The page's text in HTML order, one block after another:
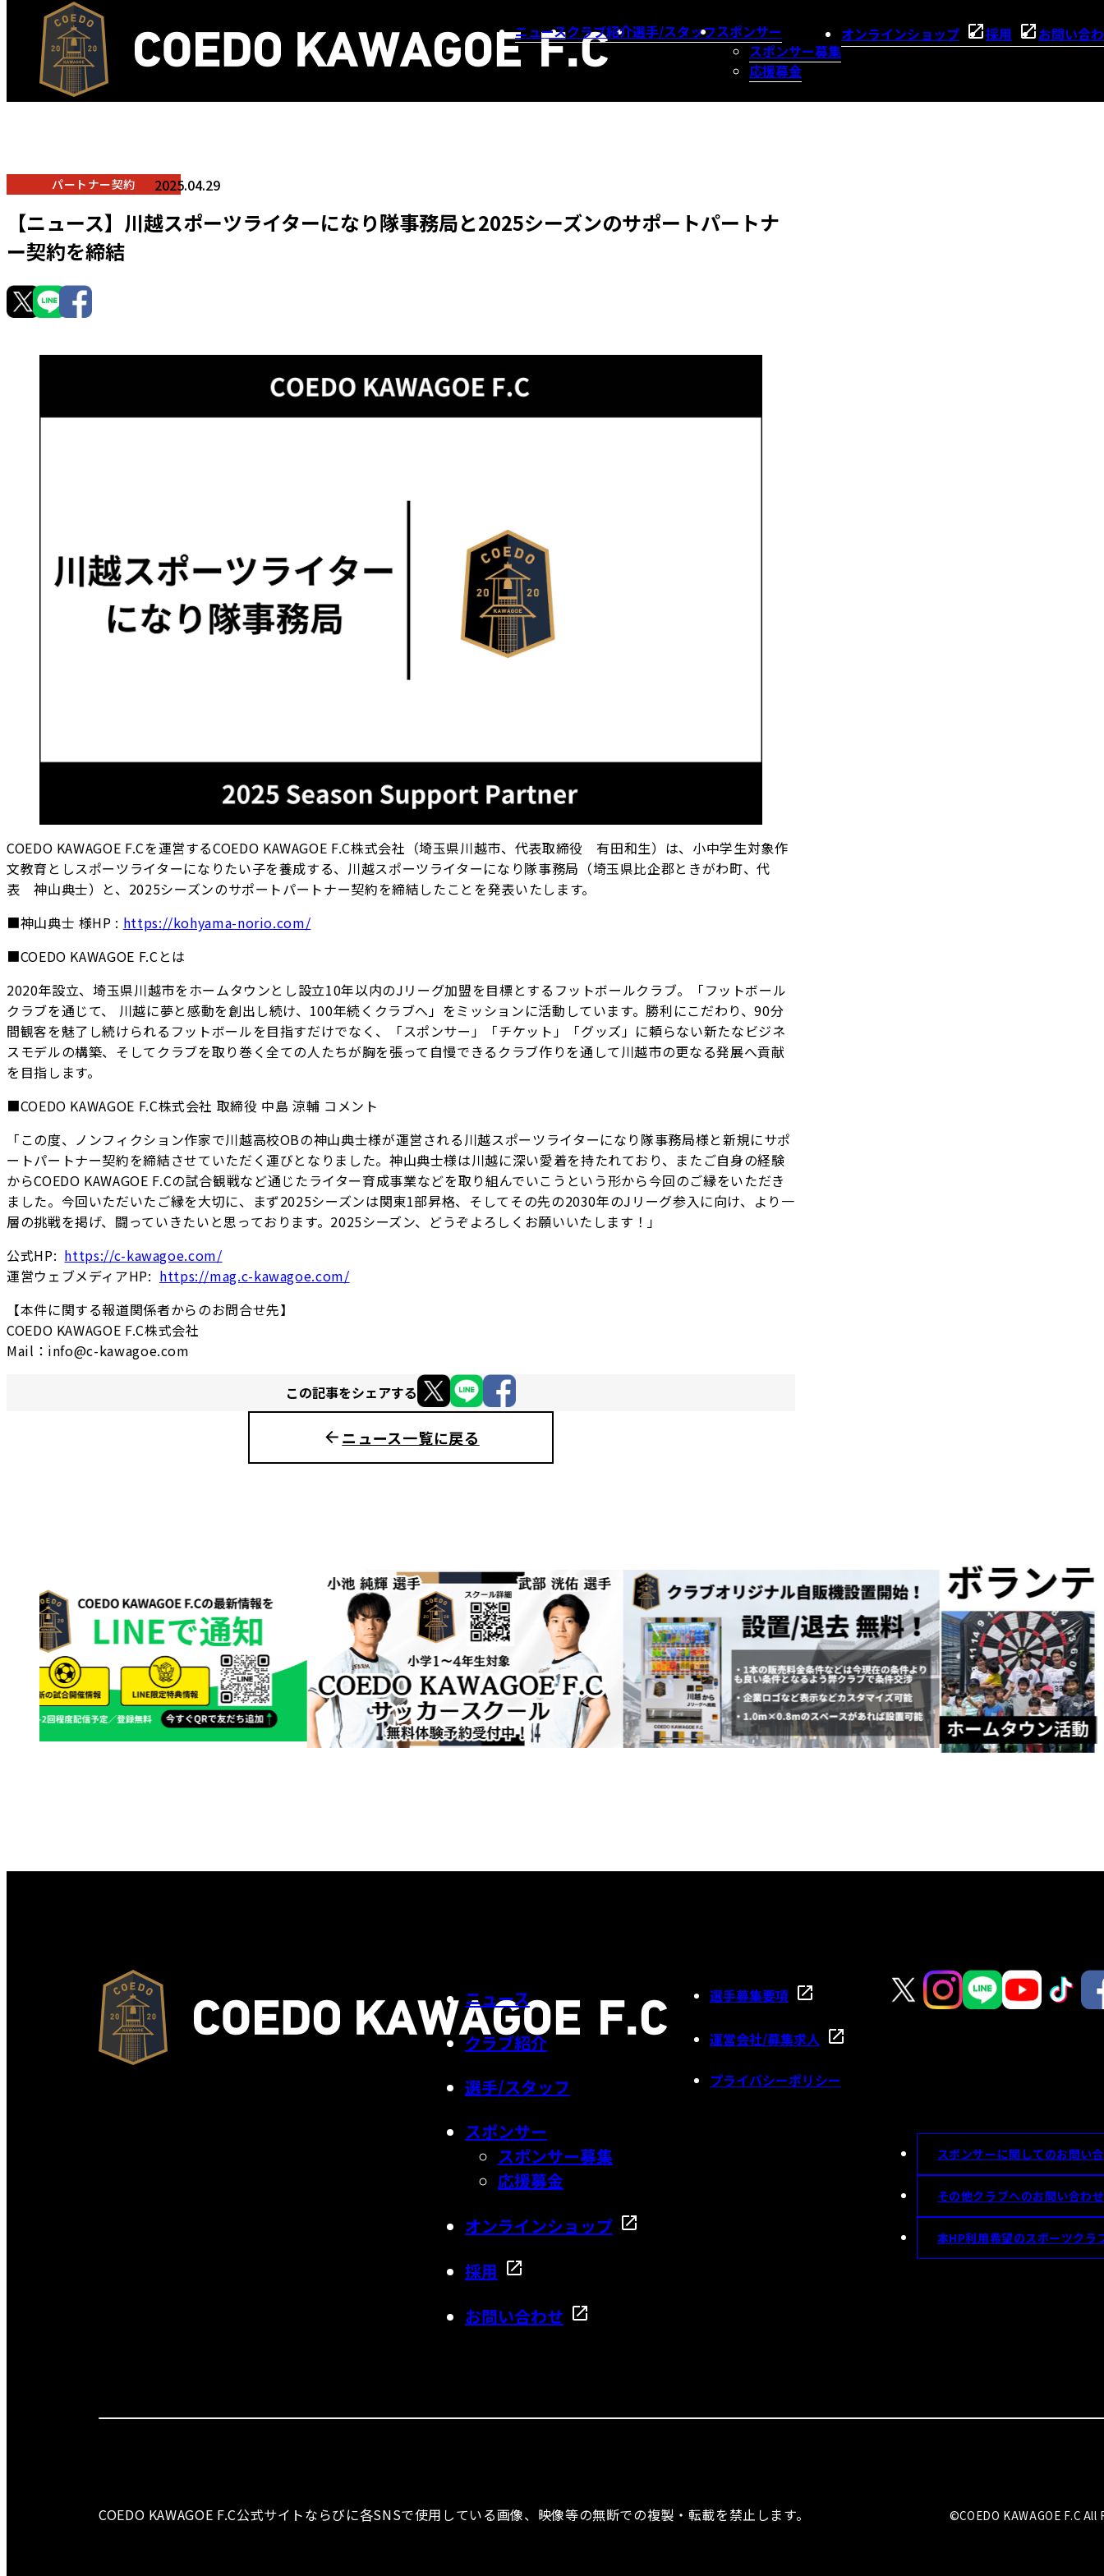
ニュースクラブ紹介選手/スタッフスポンサー
スポンサー募集
応援募金
オンラインショップ 採用 お問い合
パートナー契約 2025.04.29
【ニュース】川越スポーツライターになり隊事務局と2025シーズンのサポートパートナ
ー契約を締結
COEDO KAWAGOE F.Cを運営するCOEDO KAWAGOE F.C株式会社（埼玉県川越市、代表取締役 有田和生）は、小中学生対象作
文教育としスポーツライターになりたい子を養成する、川越スポーツライターになり隊事務局（埼玉県比企郡ときがわ町、代
表 神山典士）と、2025シーズンのサポートパートナー契約を締結したことを発表いたします。
■神山典士 様HP : https://kohyama-norio.com/
■COEDO KAWAGOE F.Cとは
2020年設立、埼玉県川越市をホームタウンとし設立10年以内のJリーグ加盟を目標とするフットボールクラブ。「フットボール
クラブを通じて、 川越に夢と感動を創出し続け、100年続くクラブへ」をミッションに活動しています。勝利にこだわり、90分
間観客を魅了し続けられるフットボールを目指すだけでなく、「スポンサー」「チケット」「グッズ」に頼らない新たなビジネ
スモデルの構築、そしてクラブを取り巻く全ての人たちが胸を張って自慢できるクラブ作りを通して川越市の更なる発展へ貢献
を目指します。
■COEDO KAWAGOE F.C株式会社 取締役 中島 涼輔 コメント
「この度、ノンフィクション作家で川越高校OBの神山典士様が運営される川越スポーツライターになり隊事務局様と新規にサポ
ートパートナー契約を締結させていただく運びとなりました。神山典士様は川越に深い愛着を持たれており、またご自身の経験
からCOEDO KAWAGOE F.Cの試合観戦など通じたライター育成事業などを取り組んでいこうという形から今回のご縁をいただき
ました。今回いただいたご縁を大切に、まず2025シーズンは関東1部昇格、そしてその先の2030年のJリーグ参入に向け、より一
層の挑戦を掲げ、闘っていきたいと思っております。2025シーズン、どうぞよろしくお願いいたします！」
公式HP: https://c-kawagoe.com/
運営ウェブメディアHP: https://mag.c-kawagoe.com/
【本件に関する報道関係者からのお問合せ先】
COEDO KAWAGOE F.C株式会社
Mail：info@c-kawagoe.com
この記事をシェアする
ニュース一覧に戻る
ニュース
クラブ紹介
選手/スタッフ
スポンサー
スポンサー募集
応援募金
オンラインショップ
採用
お問い合わせ
選手募集要項
運営会社/募集求人
プライバシーポリシー
スポンサーに関してのお問い
その他クラブへのお問い合わせ
本HP利用希望のスポーツクラ
COEDO KAWAGOE F.C公式サイトならびに各SNSで使用している画像、映像等の無断での複製・転載を禁止します。 ©COEDO KAWAGOE F.C